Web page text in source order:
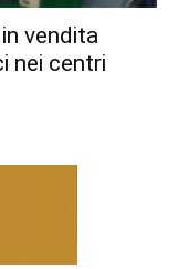
vendita
nei centri